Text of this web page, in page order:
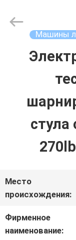
ДОМОЙ
ШОУ
О
Haida
Equipment
Машины
стула
Место
происхождения:
Фирменное
наименование: